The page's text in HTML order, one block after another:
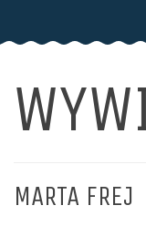
MARTA FREJ